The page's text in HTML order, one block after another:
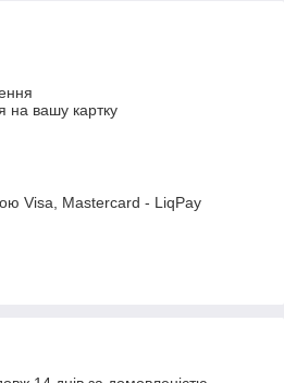
на вашу картку
Visa, Mastercard - LiqPay